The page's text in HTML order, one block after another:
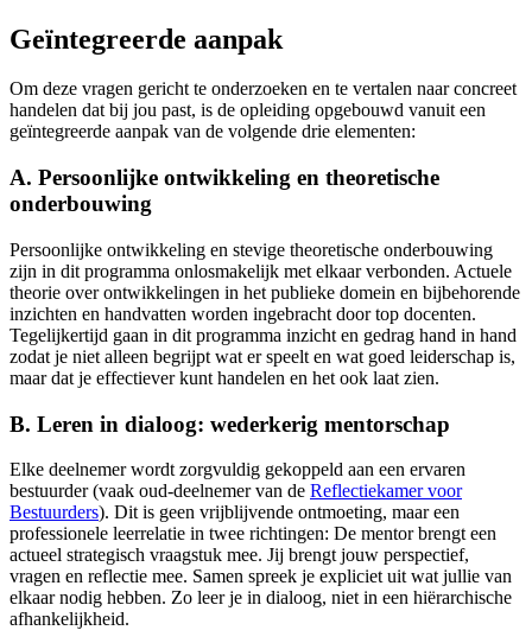
Geïntegreerde aanpak
Om deze vragen gericht te onderzoeken en te vertalen naar concreet
handelen dat bij jou past, is de opleiding opgebouwd vanuit een
geïntegreerde aanpak van de volgende drie elementen:
A. Persoonlijke ontwikkeling en theoretische
onderbouwing
Persoonlijke ontwikkeling en stevige theoretische onderbouwing
zijn in dit programma onlosmakelijk met elkaar verbonden. Actuele
theorie over ontwikkelingen in het publieke domein en bijbehorende
inzichten en handvatten worden ingebracht door top docenten.
Tegelijkertijd gaan in dit programma inzicht en gedrag hand in hand
zodat je niet alleen begrijpt wat er speelt en wat goed leiderschap is,
maar dat je effectiever kunt handelen en het ook laat zien.
B. Leren in dialoog: wederkerig mentorschap
Elke deelnemer wordt zorgvuldig gekoppeld aan een ervaren
bestuurder (vaak oud-deelnemer van de Reflectiekamer voor
Bestuurders). Dit is geen vrijblijvende ontmoeting, maar een
professionele leerrelatie in twee richtingen: De mentor brengt een
actueel strategisch vraagstuk mee. Jij brengt jouw perspectief,
vragen en reflectie mee. Samen spreek je expliciet uit wat jullie van
elkaar nodig hebben. Zo leer je in dialoog, niet in een hiërarchische
afhankelijkheid.